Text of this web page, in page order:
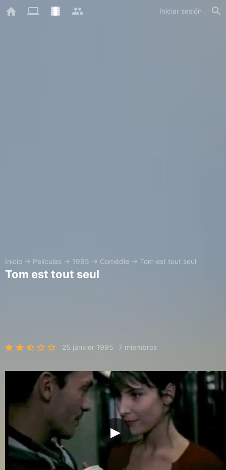
Iniciar sesión
Inicio → Películas → 1995 → Comédie → Tom est tout seul
Tom est tout seul
25 janvier 1995 7 miembros